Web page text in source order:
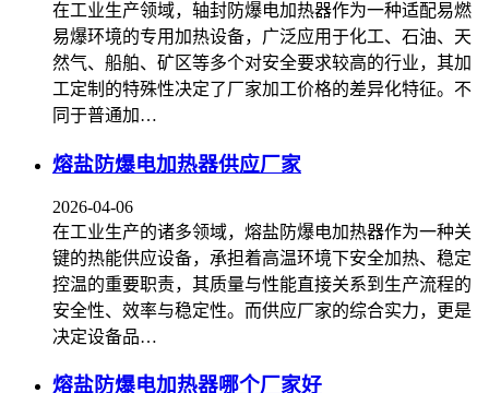
在工业生产领域，轴封防爆电加热器作为一种适配易燃
易爆环境的专用加热设备，广泛应用于化工、石油、天
然气、船舶、矿区等多个对安全要求较高的行业，其加
工定制的特殊性决定了厂家加工价格的差异化特征。不
同于普通加…
熔盐防爆电加热器供应厂家
2026-04-06
在工业生产的诸多领域，熔盐防爆电加热器作为一种关
键的热能供应设备，承担着高温环境下安全加热、稳定
控温的重要职责，其质量与性能直接关系到生产流程的
安全性、效率与稳定性。而供应厂家的综合实力，更是
决定设备品…
熔盐防爆电加热器哪个厂家好